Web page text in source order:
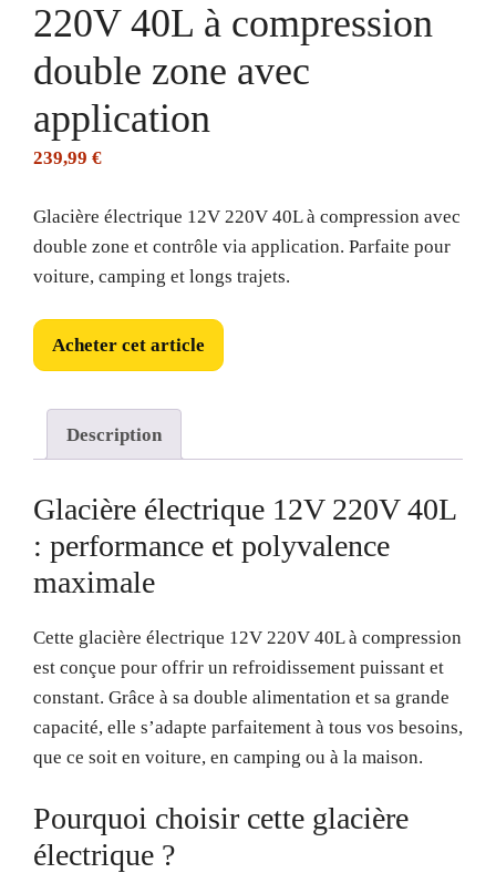
220V 40L à compression
double zone avec
application
239,99 €
Glacière électrique 12V 220V 40L à compression avec
double zone et contrôle via application. Parfaite pour
voiture, camping et longs trajets.
Acheter cet article
Description
Glacière électrique 12V 220V 40L
: performance et polyvalence
maximale
Cette glacière électrique 12V 220V 40L à compression
est conçue pour offrir un refroidissement puissant et
constant. Grâce à sa double alimentation et sa grande
capacité, elle s’adapte parfaitement à tous vos besoins,
que ce soit en voiture, en camping ou à la maison.
Pourquoi choisir cette glacière
électrique ?